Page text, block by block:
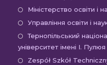
Міністерство освіти і
Управління освіти і
Тернопільський
університет імені І. Пулюя
Zespół Szkół